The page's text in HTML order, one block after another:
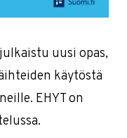
uusi opas,
käytöstä
EHYT on